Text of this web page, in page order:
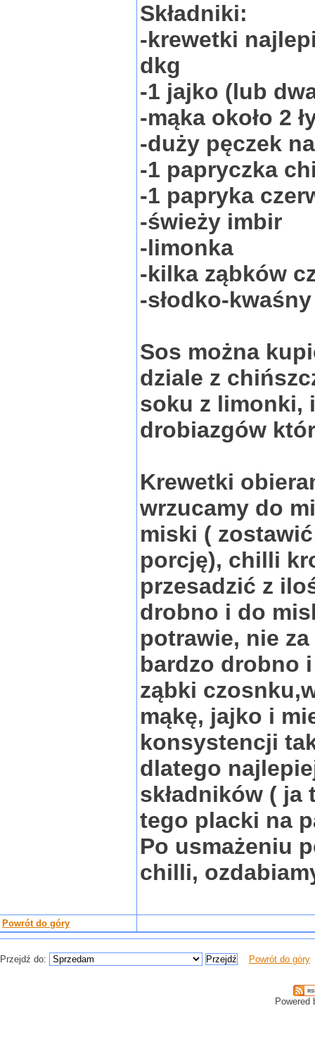
Składniki:
-krewetki
dkg
-1 jajko (lub
-mąka około 2
-duży pęczek
-1 papryczka
-1 papryka
-świeży imbir
-limonka
-kilka ząbków
-słodko-
Sos można
dziale z
soku z limonki,
drobiazgów
Krewetki
wrzucamy do
miski ( zostawić
porcję), chilli
przesadzić z
drobno i do
potrawie, nie
bardzo drobno
ząbki
mąkę, jajko i
konsystencji
dlatego
składników ( ja
tego placki na
Po usmażeniu
chilli,
Powrót do góry
Przejdź do: Powrót do góry
Powered